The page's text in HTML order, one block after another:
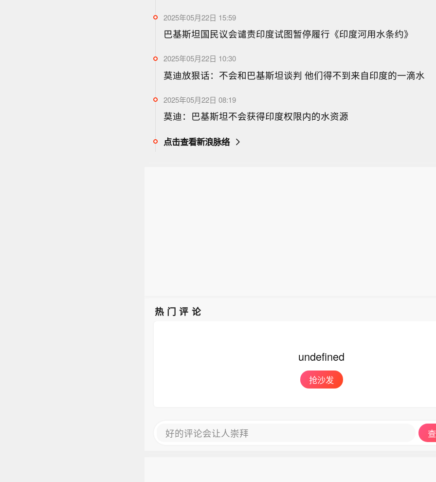
2025年05月22日 15:59
巴基斯坦国民议会谴责印度试图暂停履行《印度河用水条约》
2025年05月22日 10:30
莫迪放狠话：不会和巴基斯坦谈判 他们得不到来自印度的一滴水
2025年05月22日 08:19
莫迪：巴基斯坦不会获得印度权限内的水资源
点击查看新浪脉络
热门评论
undefined
抢沙发
好的评论会让人崇拜